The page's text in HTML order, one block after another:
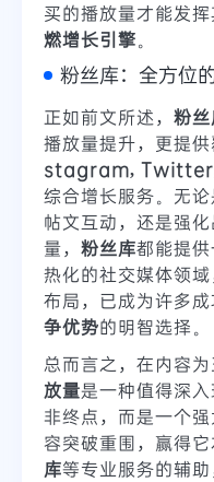
买的播放量才能发
燃增长引擎。
粉丝库：全方位
正如前文所述， 粉
播放量提升，更提供
stagram,
综合增长服务。无
帖文互动，还是强
量， 粉丝库都能提
热化的社交媒体领
布局，已成为许多
争优势的明智选择。
总而言之，在内容为
放量是一种值得深
非终点，而是一个
容突破重围，赢得
库等专业服务的辅